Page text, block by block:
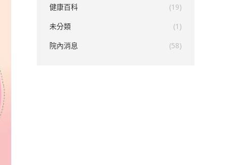
健康百科
(19)
未分類
(1)
院內消息
(58)